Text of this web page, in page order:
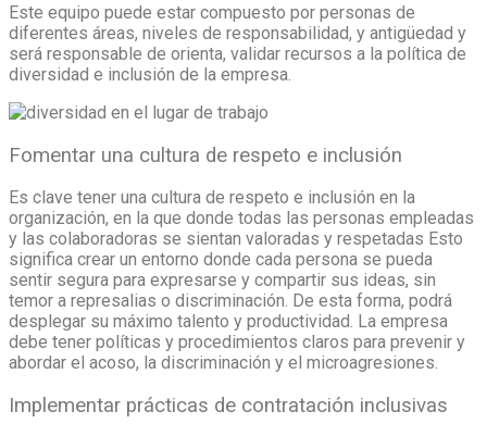
Este equipo puede estar compuesto por personas de
diferentes áreas, niveles de responsabilidad, y antigüedad y
será responsable de orienta, validar recursos a la política de
diversidad e inclusión de la empresa.
Fomentar una cultura de respeto e inclusión
Es clave tener una cultura de respeto e inclusión en la
organización, en la que donde todas las personas empleadas
y las colaboradoras se sientan valoradas y respetadas Esto
significa crear un entorno donde cada persona se pueda
sentir segura para expresarse y compartir sus ideas, sin
temor a represalias o discriminación. De esta forma, podrá
desplegar su máximo talento y productividad. La empresa
debe tener políticas y procedimientos claros para prevenir y
abordar el acoso, la discriminación y el microagresiones.
Implementar prácticas de contratación inclusivas